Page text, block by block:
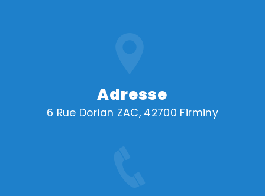
Adresse
6 Rue Dorian ZAC, 42700 Firminy